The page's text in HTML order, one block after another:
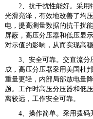
2、抗干扰性能好。采用
光滑亮泽，有效地改善了均
电，提高测量数据的抗干扰
屏蔽，高压分压器和低压显
对示值的影响，从而实现高
3、安全可靠。交直流分
成，高压分压器采用美国杜
重量更轻，内部局部放电量
题。工作时高压分压器和低
离较远，工作安全可靠。
4、操作简单。采用拨码